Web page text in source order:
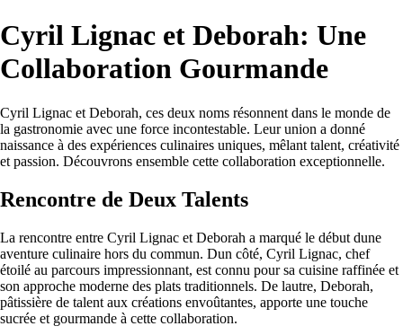
Cyril Lignac et Deborah: Une
Collaboration Gourmande
Cyril Lignac et Deborah, ces deux noms résonnent dans le monde de
la gastronomie avec une force incontestable. Leur union a donné
naissance à des expériences culinaires uniques, mêlant talent, créativité
et passion. Découvrons ensemble cette collaboration exceptionnelle.
Rencontre de Deux Talents
La rencontre entre Cyril Lignac et Deborah a marqué le début dune
aventure culinaire hors du commun. Dun côté, Cyril Lignac, chef
étoilé au parcours impressionnant, est connu pour sa cuisine raffinée et
son approche moderne des plats traditionnels. De lautre, Deborah,
pâtissière de talent aux créations envoûtantes, apporte une touche
sucrée et gourmande à cette collaboration.